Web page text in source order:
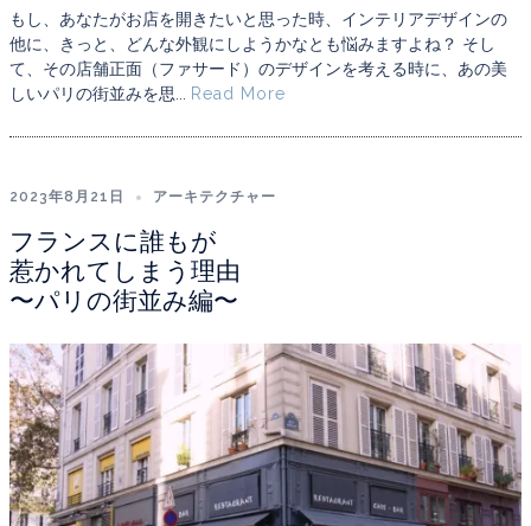
もし、あなたがお店を開きたいと思った時、インテリアデザインの
他に、きっと、どんな外観にしようかなとも悩みますよね？ そし
て、その店舗正面（ファサード）のデザインを考える時に、あの美
しいパリの街並みを思... Read More
2023年8月21日 アーキテクチャー
フランスに誰もが
惹かれてしまう理由
〜パリの街並み編〜